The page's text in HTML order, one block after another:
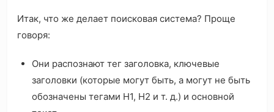
Итак, что же делает поисковая система? Проще
говоря:
Они распознают тег заголовка, ключевые
заголовки (которые могут быть, а могут не быть
обозначены тегами H1, H2 и т. д.) и основной